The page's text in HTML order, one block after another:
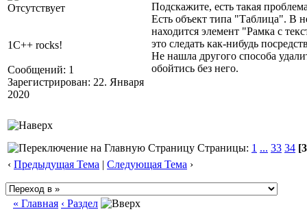
Отсутствует
1C++ rocks!
Сообщений: 1
Зарегистрирован: 22. Января
2020
Подскажите, есть такая
Есть объект типа "Таблица". В
находится элемент "Рамка с
это следать как-нибудь
Не нашла другого способа
обойтись без него.
Страницы: 1 ... 33 34
‹ Предыдущая Тема | Следующая Тема ›
« Главная ‹ Раздел